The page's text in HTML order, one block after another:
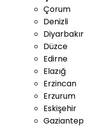
Çorum
Denizli
Diyarbakır
Düzce
Edirne
Elazığ
Erzincan
Erzurum
Eskişehir
Gaziantep